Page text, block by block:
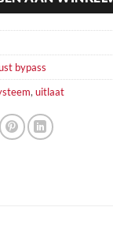
bypass
, uitlaat